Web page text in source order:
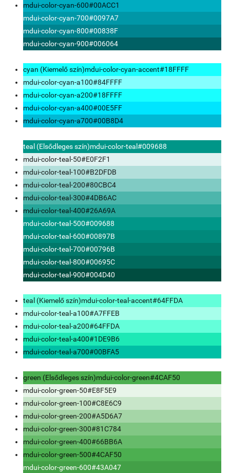
mdui-color-cyan-600#00ACC1
mdui-color-cyan-700#0097A7
mdui-color-cyan-800#00838F
mdui-color-cyan-900#006064
cyan (Kiemelő szín)mdui-color-cyan-accent#18FFFF
mdui-color-cyan-a100#84FFFF
mdui-color-cyan-a200#18FFFF
mdui-color-cyan-a400#00E5FF
mdui-color-cyan-a700#00B8D4
teal (Elsődleges szín)mdui-color-teal #009688
mdui-color-teal-50#E0F2F1
mdui-color-teal-100#B2DFDB
mdui-color-teal-200#80CBC4
mdui-color-teal-300#4DB6AC
mdui-color-teal-400#26A69A
mdui-color-teal-500#009688
mdui-color-teal-600#00897B
mdui-color-teal-700#00796B
mdui-color-teal-800#00695C
mdui-color-teal-900#004D40
teal (Kiemelő szín)mdui-color-teal-accent#64FFDA
mdui-color-teal-a100#A7FFEB
mdui-color-teal-a200#64FFDA
mdui-color-teal-a400#1DE9B6
mdui-color-teal-a700#00BFA5
green (Elsődleges szín)mdui-color-green#4CAF50
mdui-color-green-50#E8F5E9
mdui-color-green-100#C8E6C9
mdui-color-green-200#A5D6A7
mdui-color-green-300#81C784
mdui-color-green-400#66BB6A
mdui-color-green-500#4CAF50
mdui-color-green-600#43A047